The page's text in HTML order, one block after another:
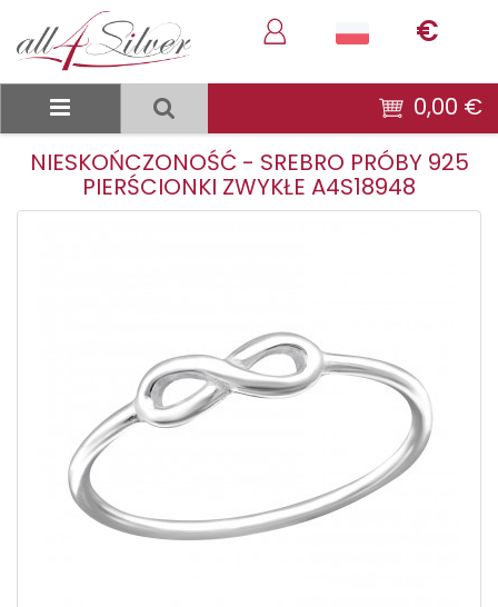
€
0,00 €
NIESKOŃCZONOŚĆ - SREBRO PRÓBY 925
PIERŚCIONKI ZWYKŁE A4S18948